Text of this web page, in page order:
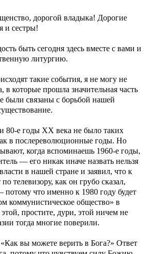
дорогой владыка! Дорогие
и сестры!
быть сегодня здесь вместе с вами и
литургию.
такие события, я не могу не
в которые прошла значительная часть
были связаны с борьбой нашей
80-е годы XX века не было таких
в послереволюционные годы. Но
когда вспоминаешь 1960-е годы,
— его никак иначе назвать нельзя
в нашей стране и заявил, что к
телевизору, как он грубо сказал,
потому что именно к 1980 году будет
коммунистическое общество» в
простите, дури, этой ничем не
тогда многие поверили.
вы можете верить в Бога?» Ответ